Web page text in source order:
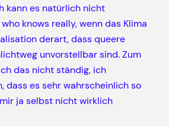
kann es natürlich nicht
knows really, wenn das Klima
derart, dass queere
unvorstellbar sind. Zum
das nicht ständig, ich
dass es sehr wahrscheinlich so
ja selbst nicht wirklich